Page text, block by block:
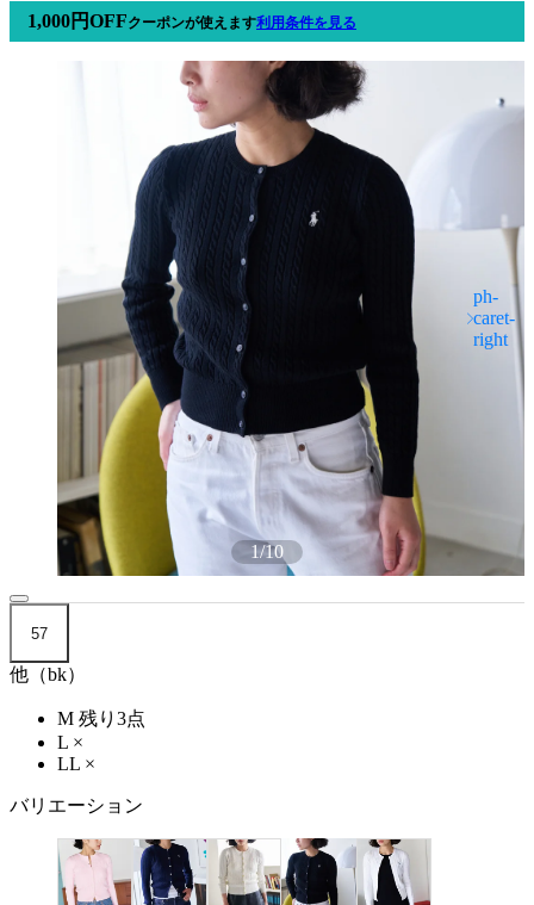
1,000円OFFクーポンが使えます利用条件を見る
1/10
57
他（bk）
M 残り3点
L ×
LL ×
バリエーション